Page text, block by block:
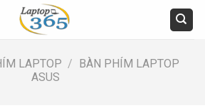
LAPTOP / BÀN PHÍM LAPTOP
ASUS